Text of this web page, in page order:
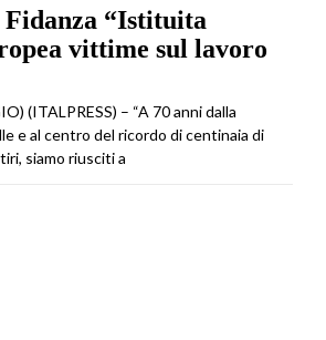
“Istituita
vittime sul lavoro
(ITALPRESS) – “A 70 anni dalla
e al centro del ricordo di centinaia di
siamo riusciti a